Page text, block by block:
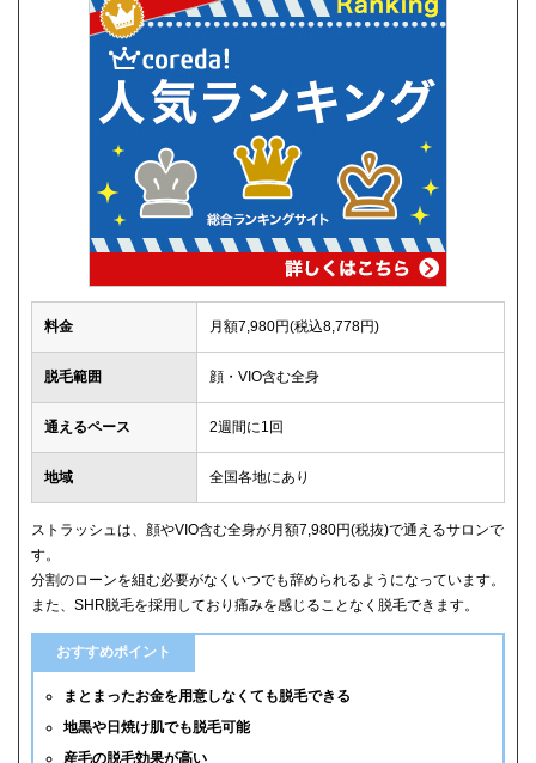
料金 月額7,980円(税込8,778円)
脱毛範囲 顔・VIO含む全身
通えるペース 2週間に1回
地域 全国各地にあり
ストラッシュは、顔やVIO含む全身が月額7,980円(税抜)で通えるサロンで
す。
分割のローンを組む必要がなくいつでも辞められるようになっています。
また、SHR脱毛を採用しており痛みを感じることなく脱毛できます。
おすすめポイント
まとまったお金を用意しなくても脱毛できる
地黒や日焼け肌でも脱毛可能
産毛の脱毛効果が高い